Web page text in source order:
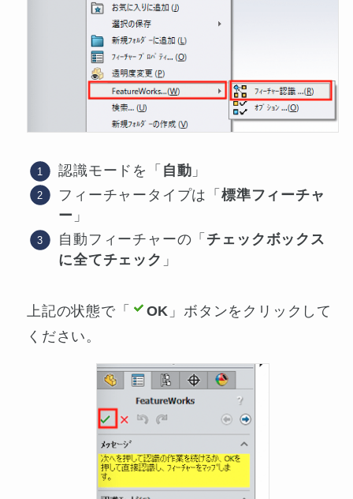
認識モードを「 自動 」
フィーチャータイプは「標準フィーチャ
ー 」
自動フィーチャーの「 チェックボックス
に全てチェック 」
上記の状態で「 OK 」ボタンをクリックして
ください。